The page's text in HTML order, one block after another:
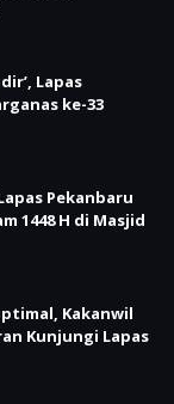
Lapas
ke-33
Pekanbaru
1448 H di Masjid
Kakanwil
Kunjungi Lapas